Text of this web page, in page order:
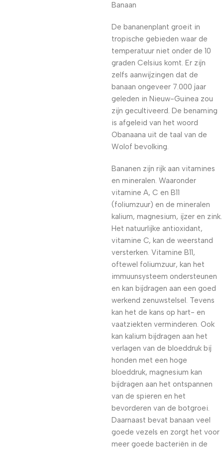
Banaan
De bananenplant groeit in
tropische gebieden waar de
temperatuur niet onder de 10
graden Celsius komt. Er zijn
zelfs aanwijzingen dat de
banaan ongeveer 7.000 jaar
geleden in Nieuw-Guinea zou
zijn gecultiveerd. De benaming
is afgeleid van het woord
Obanaana uit de taal van de
Wolof bevolking.
Bananen zijn rijk aan vitamines
en mineralen. Waaronder
vitamine A, C en B11
(foliumzuur) en de mineralen
kalium, magnesium, ijzer en zink.
Het natuurlijke antioxidant,
vitamine C, kan de weerstand
versterken. Vitamine B11,
oftewel foliumzuur, kan het
immuunsysteem ondersteunen
en kan bijdragen aan een goed
werkend zenuwstelsel. Tevens
kan het de kans op hart- en
vaatziekten verminderen. Ook
kan kalium bijdragen aan het
verlagen van de bloeddruk bij
honden met een hoge
bloeddruk, magnesium kan
bijdragen aan het ontspannen
van de spieren en het
bevorderen van de botgroei.
Daarnaast bevat banaan veel
goede vezels en zorgt het voor
meer goede bacteriën in de